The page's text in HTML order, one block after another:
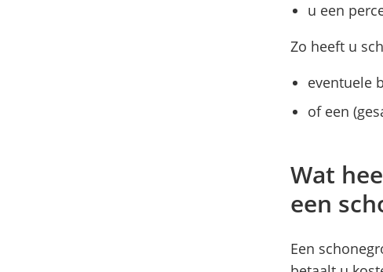
u een
Zo heeft u
eventuele
of een
Wat
een
Een